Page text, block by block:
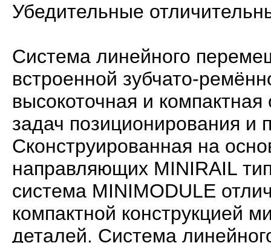
Убедительные
Система линейного
встроенной зубчато-
высокоточная и
задач позиционирования и
Сконструированная на
направляющих MINIRAIL
система MINIMODULE
компактной конструкцией
деталей. Система